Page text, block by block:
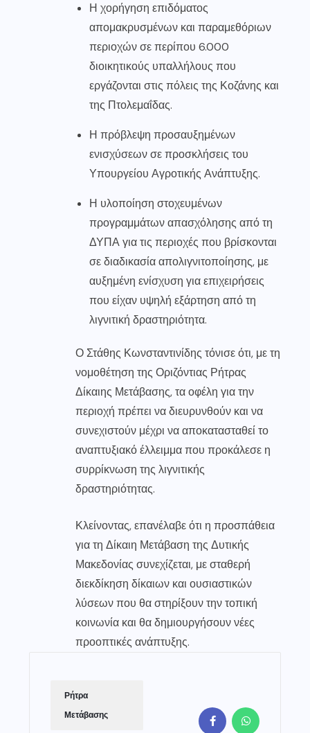
Η χορήγηση επιδόματος
απομακρυσμένων και παραμεθόριων
περιοχών σε περίπου 6.000
διοικητικούς υπαλλήλους που
εργάζονται στις πόλεις της Κοζάνης και
της Πτολεμαΐδας.
Η πρόβλεψη προσαυξημένων
ενισχύσεων σε προσκλήσεις του
Υπουργείου Αγροτικής Ανάπτυξης.
Η υλοποίηση στοχευμένων
προγραμμάτων απασχόλησης από τη
ΔΥΠΑ για τις περιοχές που βρίσκονται
σε διαδικασία απολιγνιτοποίησης, με
αυξημένη ενίσχυση για επιχειρήσεις
που είχαν υψηλή εξάρτηση από τη
λιγνιτική δραστηριότητα.
Ο Στάθης Κωνσταντινίδης τόνισε ότι, με τη
νομοθέτηση της Οριζόντιας Ρήτρας
Δίκαιης Μετάβασης, τα οφέλη για την
περιοχή πρέπει να διευρυνθούν και να
συνεχιστούν μέχρι να αποκατασταθεί το
αναπτυξιακό έλλειμμα που προκάλεσε η
συρρίκνωση της λιγνιτικής
δραστηριότητας.
Κλείνοντας, επανέλαβε ότι η προσπάθεια
για τη Δίκαιη Μετάβαση της Δυτικής
Μακεδονίας συνεχίζεται, με σταθερή
διεκδίκηση δίκαιων και ουσιαστικών
λύσεων που θα στηρίξουν την τοπική
κοινωνία και θα δημιουργήσουν νέες
προοπτικές ανάπτυξης.
Ρήτρα
Μετάβασης